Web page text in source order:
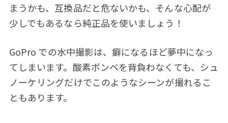
まうかも、互換品だと危ないかも、そんな心配が
少しでもあるなら純正品を使いましょう！
GoPro での水中撮影は、癖になるほど夢中になっ
てしまいます。酸素ボンベを背負わなくても、シュ
ノーケリングだけでこのようなシーンが撮れるこ
ともあります。